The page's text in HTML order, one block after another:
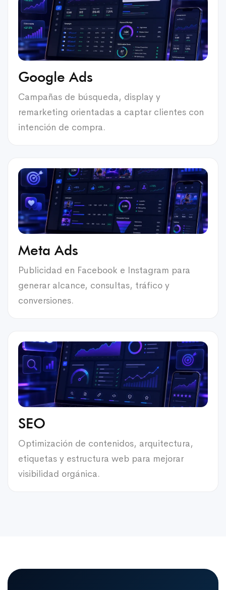
Google Ads
Campañas de búsqueda, display y
remarketing orientadas a captar clientes con
intención de compra.
Meta Ads
Publicidad en Facebook e Instagram para
generar alcance, consultas, tráfico y
conversiones.
SEO
Optimización de contenidos, arquitectura,
etiquetas y estructura web para mejorar
visibilidad orgánica.